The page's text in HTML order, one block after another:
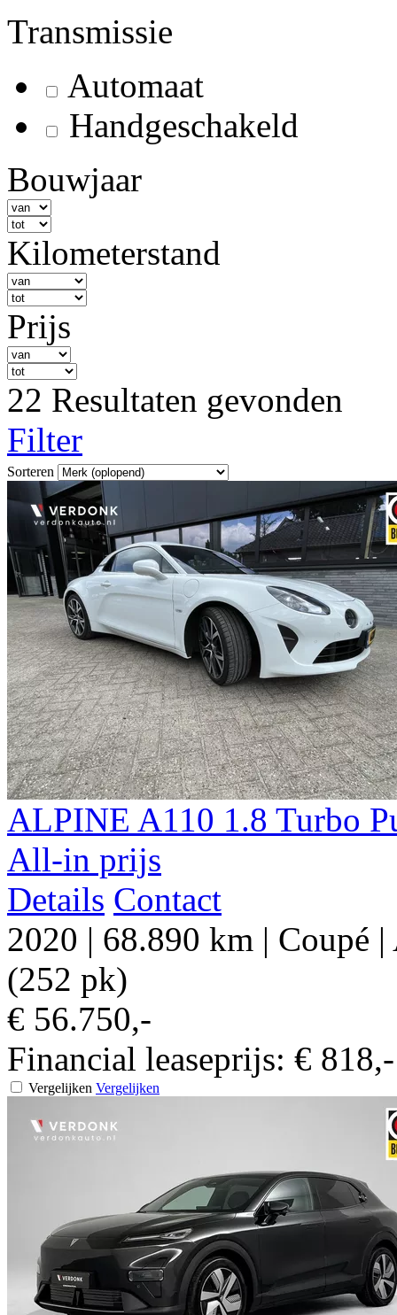
Transmissie
Automaat
Handgeschakeld
Bouwjaar
Kilometerstand
Prijs
22 Resultaten gevonden
Filter
Sorteren
ALPINE A110 1.8 Turbo
All-in prijs
Details Contact
2020 | 68.890 km | Coupé |
(252 pk)
€ 56.750,-
Financial leaseprijs: €
Vergelijken Vergelijken